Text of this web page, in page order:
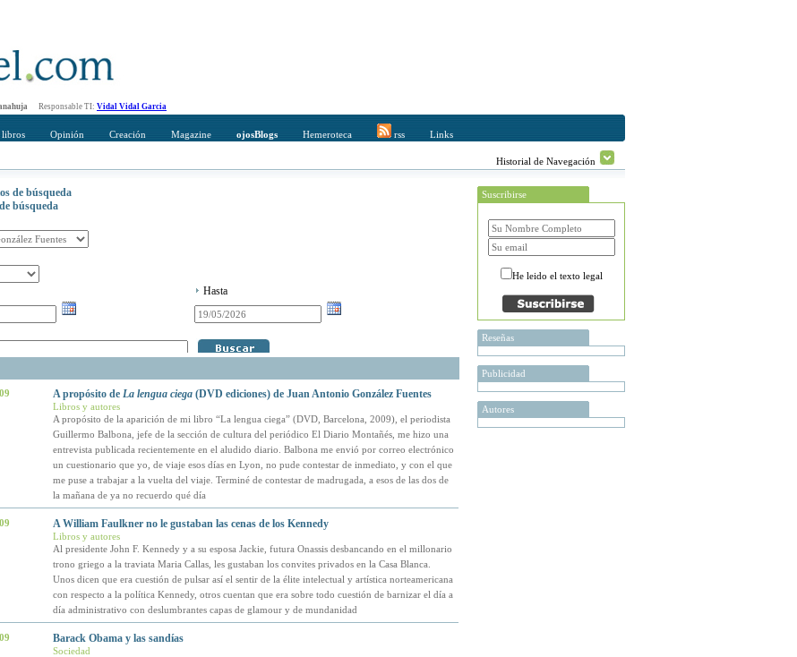
Responsable TI: Vidal Vidal Garcia
libros Opinión Creación Magazine ojosBlogs Hemeroteca rss Links
Historial de Navegación
de búsqueda
búsqueda
Hasta
A propósito de La lengua ciega(DVD ediciones) de Juan Antonio González Fuentes
Libros y autores
A propósito de la aparición de mi libro “La lengua ciega” (DVD, Barcelona, 2009), el periodista
Guillermo Balbona, jefe de la sección de cultura del periódico El Diario Montañés, me hizo una
entrevista publicada recientemente en el aludido diario. Balbona me envió por correo electrónico
un cuestionario que yo, de viaje esos días en Lyon, no pude contestar de inmediato, y con el que
me puse a trabajar a la vuelta del viaje. Terminé de contestar de madrugada, a esos de las dos de
la mañana de ya no recuerdo qué día
A William Faulkner no le gustaban las cenas de los Kennedy
Libros y autores
Al presidente John F. Kennedy y a su esposa Jackie, futura Onassis desbancando en el millonario
trono griego a la traviata Maria Callas, les gustaban los convites privados en la Casa Blanca.
Unos dicen que era cuestión de pulsar así el sentir de la élite intelectual y artística norteamericana
con respecto a la política Kennedy, otros cuentan que era sobre todo cuestión de barnizar el día a
día administrativo con deslumbrantes capas de glamour y de mundanidad
Barack Obama y las sandías
Sociedad
Suscribirse
He leido el texto legal
Reseñas
Publicidad
Autores